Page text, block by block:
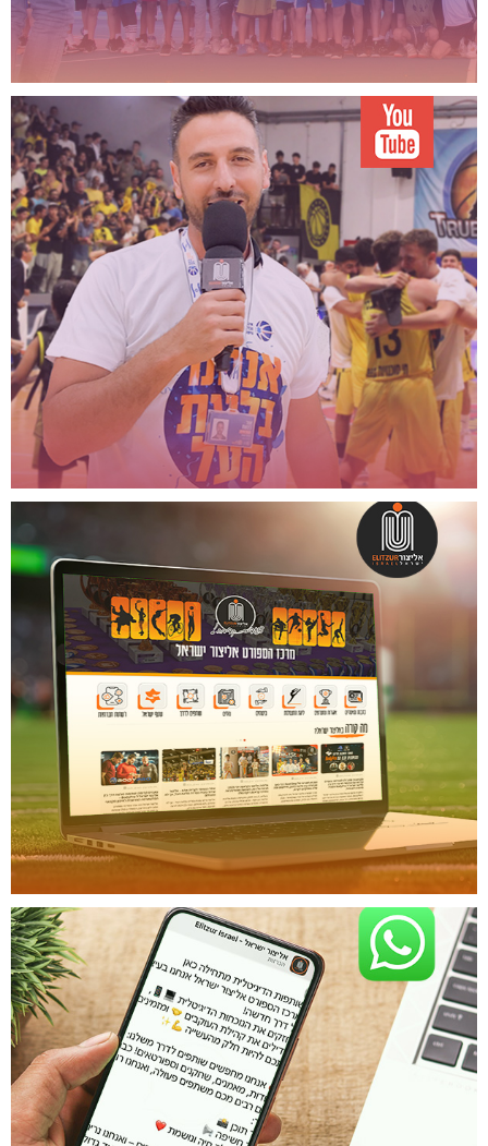
בואו לעקוב!
בואו לעקוב!
בואו לעקוב!